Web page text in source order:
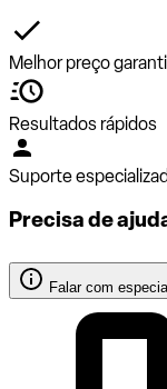
Melhor preço
Resultados rápidos
Suporte
Precisa de
Falar com